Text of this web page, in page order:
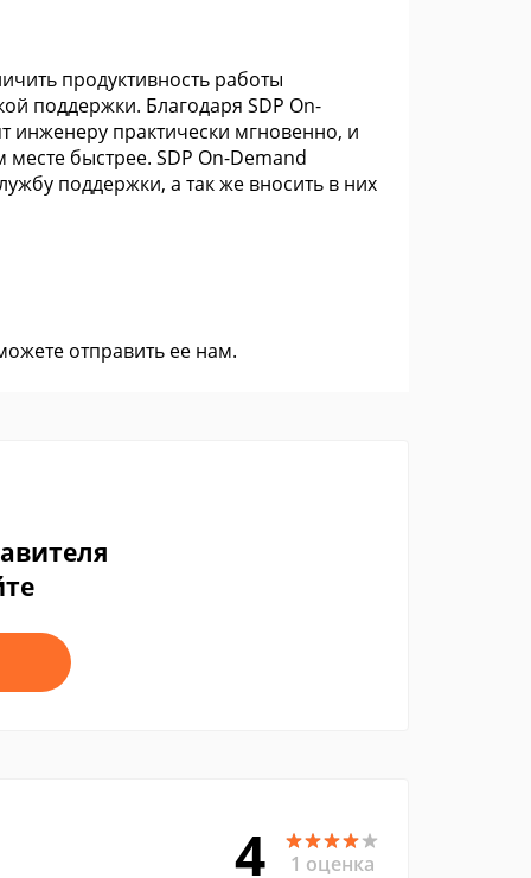
продуктивность работы
поддержки. Благодаря SDP On-
инженеру практически мгновенно, и
быстрее. SDP On-Demand
поддержки, а так же вносить в них
отправить ее нам.
4 1 оценка